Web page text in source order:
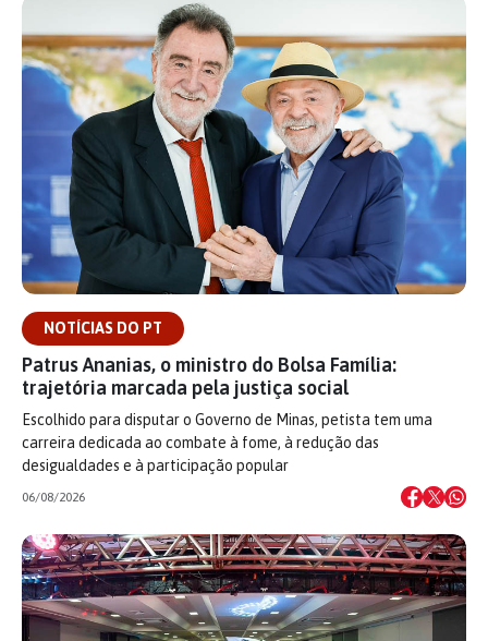
NOTÍCIAS DO PT
Patrus Ananias, o ministro do Bolsa Família:
trajetória marcada pela justiça social
Escolhido para disputar o Governo de Minas, petista tem uma
carreira dedicada ao combate à fome, à redução das
desigualdades e à participação popular
06/08/2026